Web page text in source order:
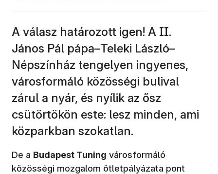
A válasz határozott igen! A II.
János Pál pápa–Teleki László–
Népszínház tengelyen ingyenes,
városformáló közösségi bulival
zárul a nyár, és nyílik az ősz
csütörtökön este: lesz minden, ami
közparkban szokatlan.
De a Budapest Tuning városformáló
közösségi mozgalom ötletpályázata pont